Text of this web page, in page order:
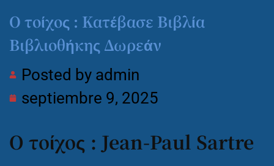
Ο τοίχος : Κατέβασε Βιβλία
Βιβλιοθήκης Δωρεάν
Posted by admin
septiembre 9, 2025
Ο τοίχος : Jean-Paul Sartre